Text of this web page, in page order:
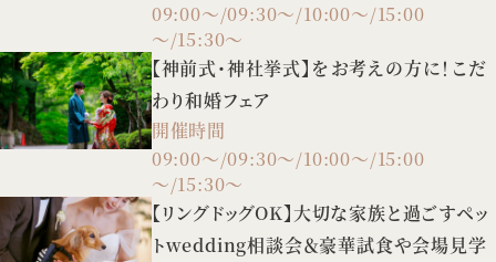
09:00～/09:30～/10:00～/15:00
～/15:30～
【神前式・神社挙式】をお考えの方に！こだ
わり和婚フェア
開催時間
09:00～/09:30～/10:00～/15:00
～/15:30～
【リングドッグOK】大切な家族と過ごすペッ
トwedding相談会＆豪華試食や会場見学